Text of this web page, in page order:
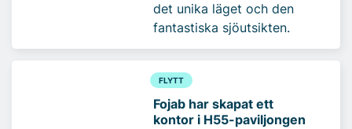
det unika läget och den
fantastiska sjöutsikten.
FLYTT
Fojab har skapat ett
kontor i H55-paviljongen